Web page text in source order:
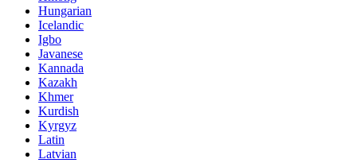
Hungarian
Icelandic
Igbo
Javanese
Kannada
Kazakh
Khmer
Kurdish
Kyrgyz
Latin
Latvian